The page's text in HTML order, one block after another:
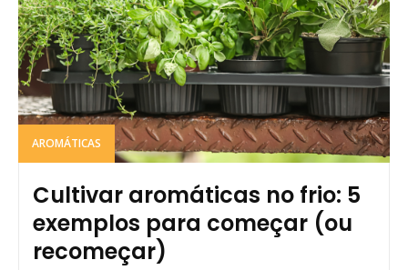
AROMÁTICAS
Cultivar aromáticas no frio: 5
exemplos para começar (ou
recomeçar)